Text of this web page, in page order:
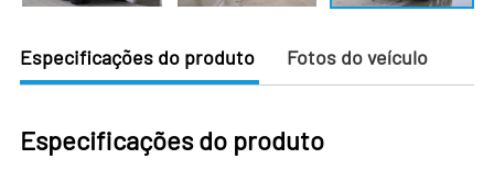
Especificações do produto Fotos do veículo
Especificações do produto